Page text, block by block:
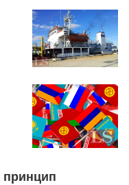
принцип